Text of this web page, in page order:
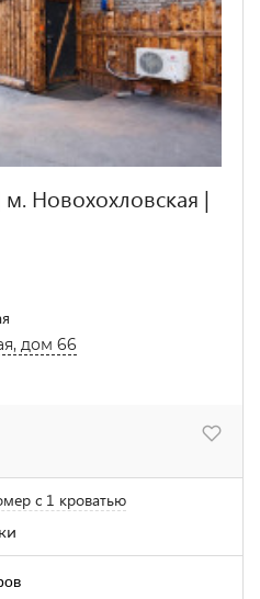
Новохохловская |
дом 66
с 1 кроватью